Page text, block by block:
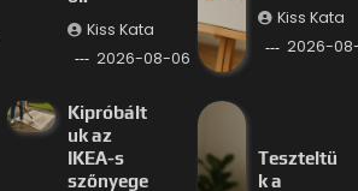
Kiss Kata
2026-08-06
Kiss Kata
2026-
Kipróbált
uk az
IKEA-s
szőnyege
Teszteltü
k a